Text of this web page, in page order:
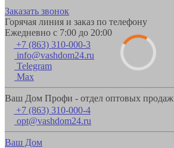
Заказать звонок
Горячая линия и заказ по телефону
Ежедневно с 7:00 до 20:00
+7 (863) 310-000-3
info@vashdom24.ru
Telegram
Max
Ваш Дом Профи - отдел оптовых продаж
+7 (863) 310-000-4
opt@vashdom24.ru
Ваш Дом